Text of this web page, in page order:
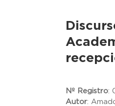
Nº Registro:
Autor: